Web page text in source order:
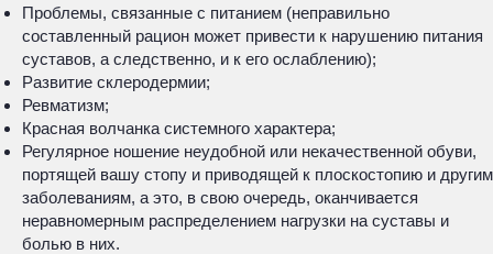
Проблемы, связанные с питанием (неправильно
составленный рацион может привести к нарушению питания
суставов, а следственно, и к его ослаблению);
Развитие склеродермии;
Ревматизм;
Красная волчанка системного характера;
Регулярное ношение неудобной или некачественной обуви,
портящей вашу стопу и приводящей к плоскостопию и другим
заболеваниям, а это, в свою очередь, оканчивается
неравномерным распределением нагрузки на суставы и
болью в них.